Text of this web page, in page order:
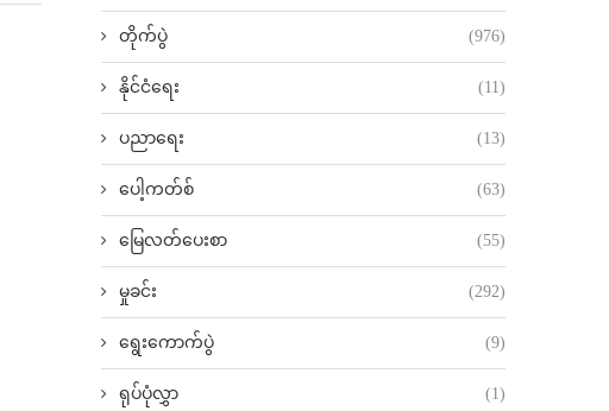
တိုက်ပွဲ (976)
နိုင်ငံရေး (11)
ပညာရေး (13)
ပေါ့ကတ်စ် (63)
မြေလတ်ပေးစာ (55)
မှုခင်း (292)
ရွေးကောက်ပွဲ (9)
ရုပ်ပုံလွှာ (1)